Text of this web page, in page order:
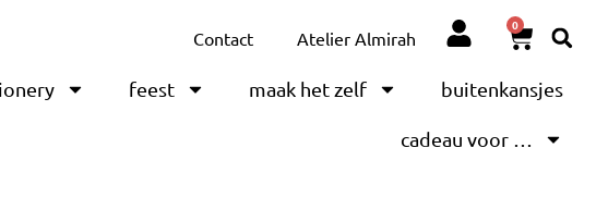
Contact Atelier Almirah
0
feest maak het zelf buitenkansjes
cadeau voor …